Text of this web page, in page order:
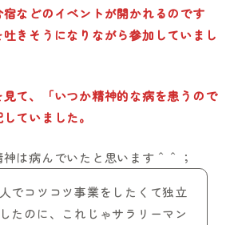
などのイベントが開かれるのです
きそうになりながら参加していまし
て、「いつか精神的な病を患うので
ていました。
は病んでいたと思います＾＾；
でコツコツ事業をしたくて独立
たのに、これじゃサラリーマン